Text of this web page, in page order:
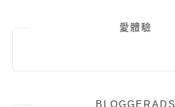
愛體驗
BLOGGERADS